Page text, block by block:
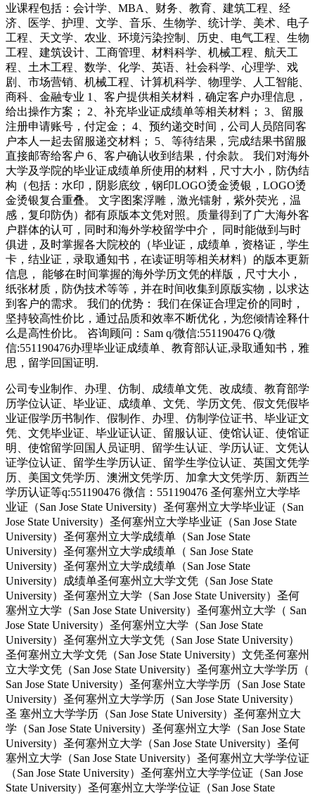
业课程包括：会计学、MBA、财务、教育、建筑工程、经
济、医学、护理、文学、音乐、生物学、统计学、美术、电子
工程、天文学、农业、环境污染控制、历史、电气工程、生物
工程、建筑设计、工商管理、材料科学、机械工程、航天工
程、土木工程、数学、化学、英语、社会科学、心理学、戏
剧、市场营销、机械工程、计算机科学、物理学、人工智能、
商科、金融专业 1、客户提供相关材料，确定客户办理信息，
给出操作方案； 2、补充毕业证成绩单等相关材料； 3、留服
注册申请账号，付定金； 4、预约递交时间，公司人员陪同客
户本人一起去留服递交材料； 5、等待结果，完成结果书留服
直接邮寄给客户 6、客户确认收到结果，付余款。 我们对海外
大学及学院的毕业证成绩单所使用的材料，尺寸大小，防伪结
构（包括：水印，阴影底纹，钢印LOGO烫金烫银，LOGO烫
金烫银复合重叠。 文字图案浮雕，激光镭射，紫外荧光，温
感，复印防伪）都有原版本文凭对照。质量得到了广大海外客
户群体的认可，同时和海外学校留学中介， 同时能做到与时
俱进，及时掌握各大院校的（毕业证，成绩单，资格证，学生
卡，结业证，录取通知书，在读证明等相关材料）的版本更新
信息， 能够在时间掌握的海外学历文凭的样版，尺寸大小，
纸张材质，防伪技术等等，并在时间收集到原版实物，以求达
到客户的需求。 我们的优势： 我们在保证合理定价的同时，
坚持较高性价比，通过品质和效率不断优化，为您倾情诠释什
么是高性价比。 咨询顾问：Sam q/微信:551190476 Q/微
信:551190476办理毕业证成绩单、教育部认证,录取通知书，雅
思，留学回国证明.
公司专业制作、办理、仿制、成绩单文凭、改成绩、教育部学
历学位认证、毕业证、成绩单、文凭、学历文凭、假文凭假毕
业证假学历书制作、假制作、办理、仿制学位证书、毕业证文
凭、文凭毕业证、毕业证认证、留服认证、使馆认证、使馆证
明、使馆留学回国人员证明、留学生认证、学历认证、文凭认
证学位认证、留学生学历认证、留学生学位认证、英国文凭学
历、美国文凭学历、澳洲文凭学历、加拿大文凭学历、新西兰
学历认证等q:551190476 微信：551190476 圣何塞州立大学毕
业证（San Jose State University）圣何塞州立大学毕业证（San
Jose State University）圣何塞州立大学毕业证（San Jose State
University）圣何塞州立大学成绩单（San Jose State
University）圣何塞州立大学成绩单（ San Jose State
University）圣何塞州立大学成绩单（San Jose State
University）成绩单圣何塞州立大学文凭（San Jose State
University）圣何塞州立大学（San Jose State University）圣何
塞州立大学（San Jose State University）圣何塞州立大学（ San
Jose State University）圣何塞州立大学（San Jose State
University）圣何塞州立大学文凭（San Jose State University）
圣何塞州立大学文凭（San Jose State University）文凭圣何塞州
立大学文凭（San Jose State University）圣何塞州立大学学历（
San Jose State University）圣何塞州立大学学历（San Jose State
University）圣何塞州立大学学历（San Jose State University）
圣 塞州立大学学历（San Jose State University）圣何塞州立大
学（San Jose State University）圣何塞州立大学（San Jose State
University）圣何塞州立大学（San Jose State University）圣何
塞州立大学（San Jose State University）圣何塞州立大学学位证
（San Jose State University）圣何塞州立大学学位证（San Jose
State University）圣何塞州立大学学位证（San Jose State